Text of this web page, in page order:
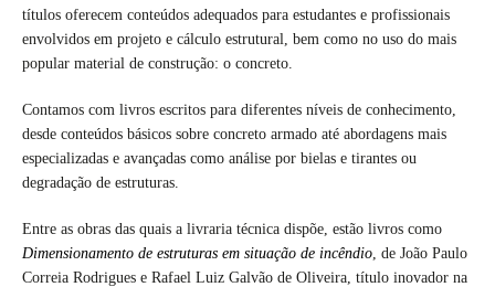
títulos oferecem conteúdos adequados para estudantes e profissionais
envolvidos em projeto e cálculo estrutural, bem como no uso do mais
popular material de construção: o concreto.
Contamos com livros escritos para diferentes níveis de conhecimento,
desde conteúdos básicos sobre concreto armado até abordagens mais
especializadas e avançadas como análise por bielas e tirantes ou
degradação de estruturas.
Entre as obras das quais a livraria técnica dispõe, estão livros como
Dimensionamento de estruturas em situação de incêndio, de João Paulo
Correia Rodrigues e Rafael Luiz Galvão de Oliveira, título inovador na